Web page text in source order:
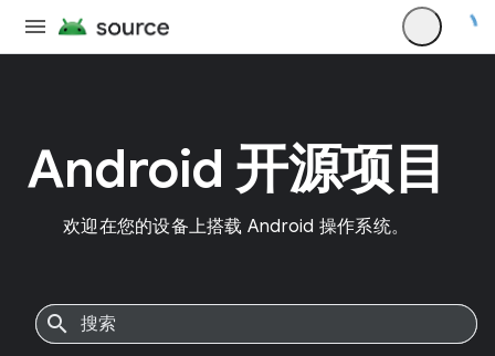
Android 开源项目
欢迎在您的设备上搭载 Android 操作系统。